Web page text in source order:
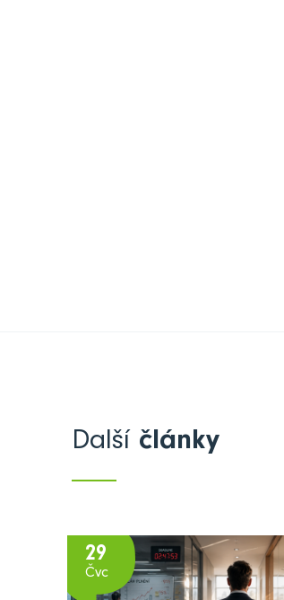
Další články
29
Čvc